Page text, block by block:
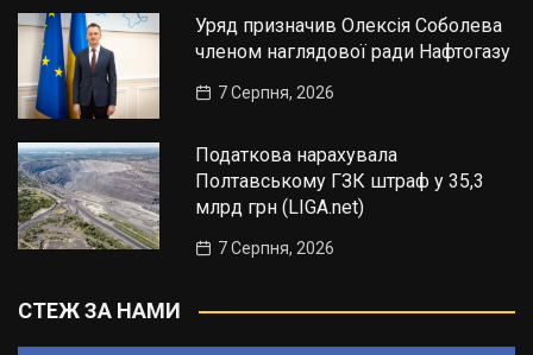
Уряд призначив Олексія Соболева
членом наглядової ради Нафтогазу
7 Серпня, 2026
Податкова нарахувала
Полтавському ГЗК штраф у 35,3
млрд грн (LIGA.net)
7 Серпня, 2026
СТЕЖ ЗА НАМИ